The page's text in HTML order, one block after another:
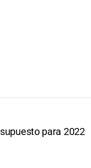
para 2022